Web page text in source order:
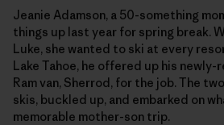
Jeanie Adamson, a 50-something
things up last year for spring break.
Luke, she wanted to ski at every
Lake Tahoe, he offered up his
Ram van, Sherrod, for the job. The
skis, buckled up, and embarked on
memorable mother-son trip.